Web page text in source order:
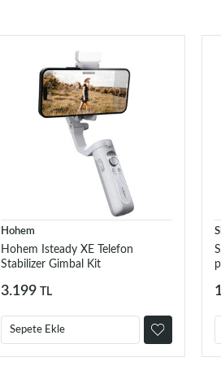
Hohem
Hohem Isteady XE Telefon
Stabilizer Gimbal Kit
3.199 TL
Sepete Ekle